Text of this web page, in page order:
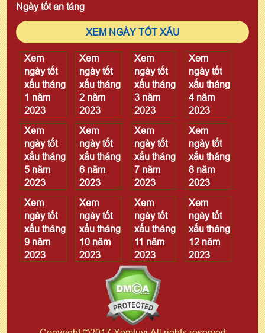
Ngày tốt an táng
XEM NGÀY TỐT XẤU
Xem
ngày tốt
xấu tháng
1 năm
2023
Xem
ngày tốt
xấu tháng
2 năm
2023
Xem
ngày tốt
xấu tháng
3 năm
2023
Xem
ngày tốt
xấu tháng
4 năm
2023
Xem
ngày tốt
xấu tháng
5 năm
2023
Xem
ngày tốt
xấu tháng
6 năm
2023
Xem
ngày tốt
xấu tháng
7 năm
2023
Xem
ngày tốt
xấu tháng
8 năm
2023
Xem
ngày tốt
xấu tháng
9 năm
2023
Xem
ngày tốt
xấu tháng
10 năm
2023
Xem
ngày tốt
xấu tháng
11 năm
2023
Xem
ngày tốt
xấu tháng
12 năm
2023